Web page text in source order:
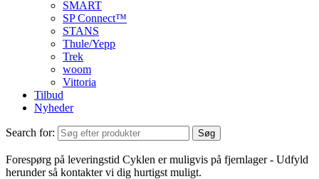
SMART
SP Connect™
STANS
Thule/Yepp
Trek
woom
Vittoria
Tilbud
Nyheder
Search for: Søg
Forespørg på leveringstid Cyklen er muligvis på fjernlager - Udfyld
herunder så kontakter vi dig hurtigst muligt.